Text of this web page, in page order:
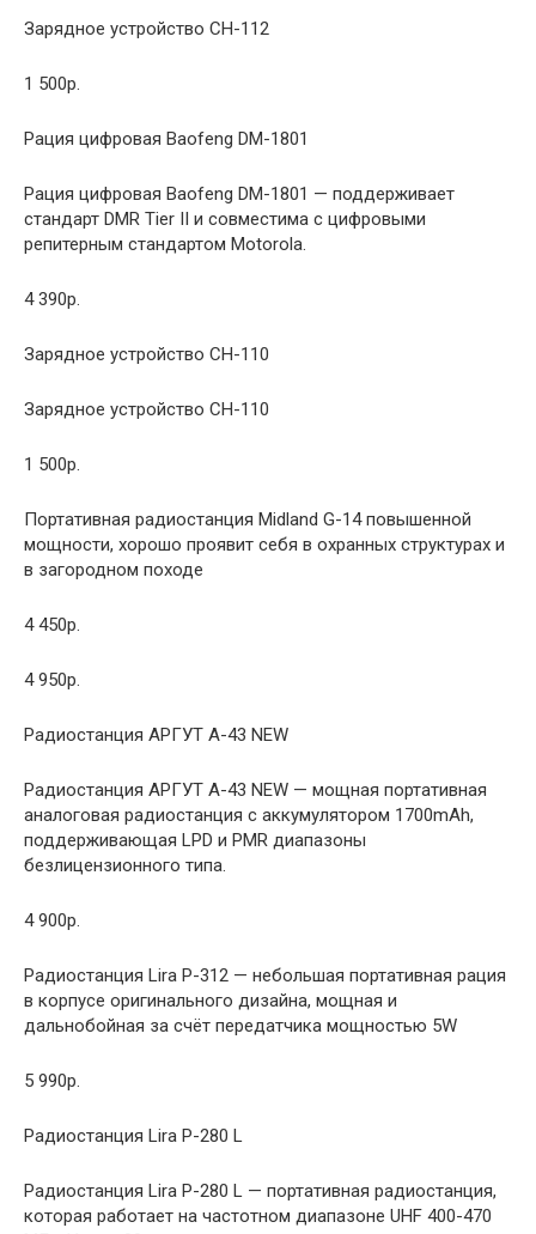
Зарядное устройство CH-112
1 500р.
Рация цифровая Baofeng DM-1801
Рация цифровая Baofeng DM-1801 — поддерживает
стандарт DMR Tier II и совместима с цифровыми
репитерным стандартом Motorola.
4 390р.
Зарядное устройство CH-110
Зарядное устройство CH-110
1 500р.
Портативная радиостанция Midland G-14 повышенной
мощности, хорошо проявит себя в охранных структурах и
в загородном походе
4 450р.
4 950р.
Радиостанция АРГУТ A-43 NEW
Радиостанция АРГУТ A-43 NEW — мощная портативная
аналоговая радиостанция с аккумулятором 1700mAh,
поддерживающая LPD и PMR диапазоны
безлицензионного типа.
4 900р.
Радиостанция Lira P-312 — небольшая портативная рация
в корпусе оригинального дизайна, мощная и
дальнобойная за счёт передатчика мощностью 5W
5 990р.
Радиостанция Lira P-280 L
Радиостанция Lira P-280 L — портативная радиостанция,
которая работает на частотном диапазоне UHF 400-470